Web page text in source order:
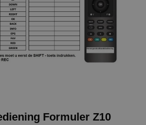
Formuler Z10